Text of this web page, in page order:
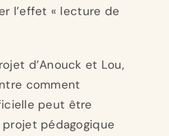
l’effet « lecture de
d’Anouck et Lou,
comment
peut être
pédagogique